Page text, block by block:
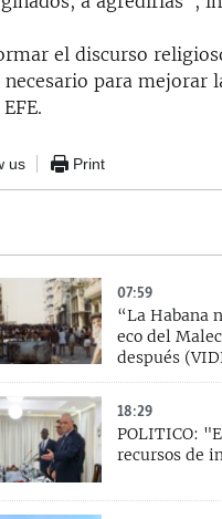
el discurso
para mejorar
us Print
07:59
“La Habana
eco del
después
18:29
POLITICO:
recursos de